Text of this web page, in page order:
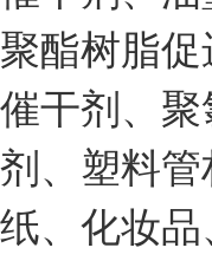
聚酯树脂
催干剂、
剂、塑料
纸、化妆品